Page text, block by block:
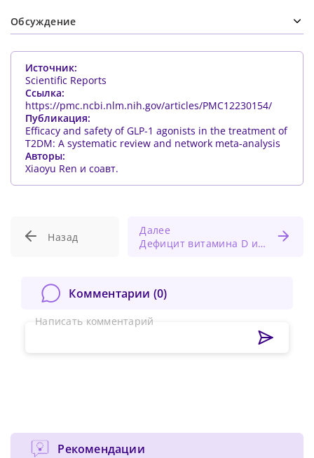
Обсуждение
Источник:
Scientific Reports
Ссылка:
https://pmc.ncbi.nlm.nih.gov/articles/PMC12230154/
Публикация:
Efficacy and safety of GLP-1 agonists in the treatment of
T2DM: A systematic review and network meta-analysis
Авторы:
Xiaoyu Ren и соавт.
Назад
Далее
Дефицит витамина D и его дополнительный прием при хронической крапивнице: систематический обзор
Комментарии (0)
Написать комментарий
Рекомендации